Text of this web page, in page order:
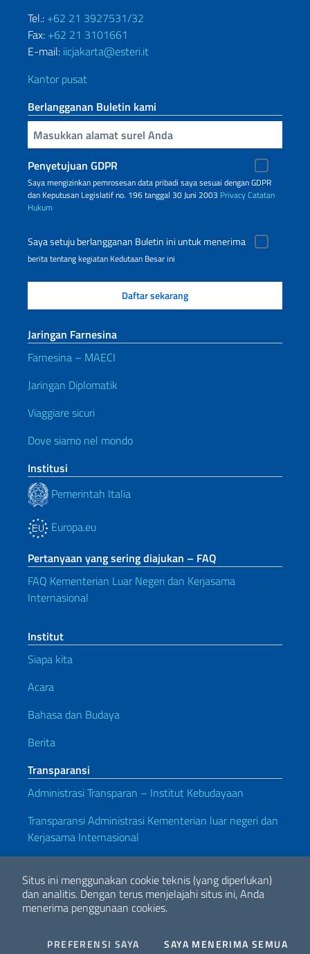
Situs ini menggunakan cookie teknis (yang diperlukan)
dan analitis. Dengan terus menjelajahi situs ini, Anda
menerima penggunaan cookies.
PREFERENSI SAYA COOKIESSAYA MENERIMA SEMUAI
Tel.: +62 21 3927531/32
Fax: +62 21 3101661
E-mail: iicjakarta@esteri.it
Kantor pusat
Berlangganan Buletin kami
Inserisci la tua email
Penyetujuan GDPR
Saya mengizinkan pemrosesan data pribadi saya sesuai dengan GDPR
dan Keputusan Legislatif no. 196 tanggal 30 Juni 2003 PrivacyCatatan
Hukum
Saya setuju berlangganan Buletin ini untuk menerima
berita tentang kegiatan Kedutaan Besar ini
Jaringan Farnesina
Farnesina – MAECI
Jaringan Diplomatik
Viaggiare sicuri
Dove siamo nel mondo
Institusi
Pemerintah Italia
Europa.eu
Pertanyaan yang sering diajukan – FAQ
FAQ Kementerian Luar Negeri dan Kerjasama
Internasional
Institut
Siapa kita
Acara
Bahasa dan Budaya
Berita
Transparansi
Administrasi Transparan – Institut Kebudayaan
Transparansi Administrasi Kementerian luar negeri dan
Kerjasama Internasional
Tautan yang bermanfaat
Note legaliPrivacy e cookie policyDichiarazione di accessibilità
2026 Hak Cipta Kementerian Luar Negeri dan Kerjasama Internasional